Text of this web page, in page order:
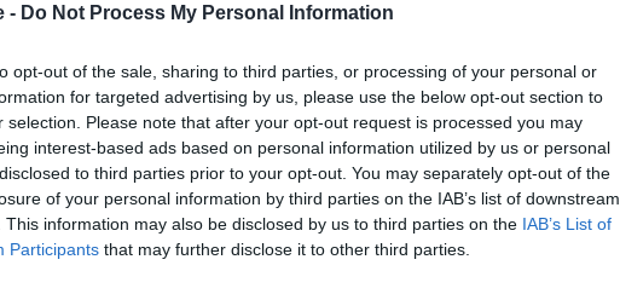
- Do Not Process My Personal Information
opt-out of the sale, sharing to third parties, or processing of your personal or
for targeted advertising by us, please use the below opt-out section to
selection. Please note that after your opt-out request is processed you may
interest-based ads based on personal information utilized by us or personal
to third parties prior to your opt-out. You may separately opt-out of the
of your personal information by third parties on the IAB’s list of downstream
This information may also be disclosed by us to third parties on the IAB’s List of
Participants that may further disclose it to other third parties.
già in tasca: “Siamo pronti – le parole
da diversi giorni di ritiro dove abbiamo lavorato
quattro la prima partita è fondamentale”.
che il discorso vada a quanto accaduto in
la Norvegia: “Mi dispiace molto per mister Spalletti,
importanti e con cui in questi due anni ho avuto